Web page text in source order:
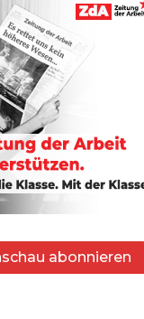
abonnieren